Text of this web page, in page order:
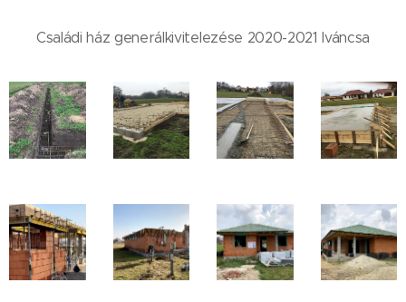
Családi ház generálkivitelezése 2020-2021 Iváncsa